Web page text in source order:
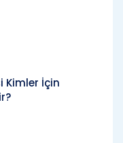
Kimler İçin